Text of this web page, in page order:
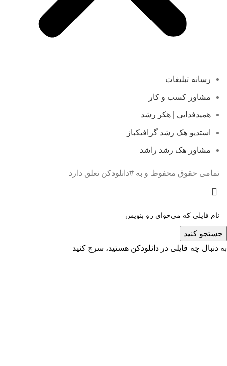
رسانه تبلیغات
مشاور کسب و کار
همیدفدایی | هکر رشد
استدیو هک رشد گرافیکباز
مشاور هک رشد راشد
تمامی حقوق محفوظ و به #دانلودکن تعلق دارد
جستجو کنید
به دنبال چه فایلی در دانلودکن هستید، سرچ کنید